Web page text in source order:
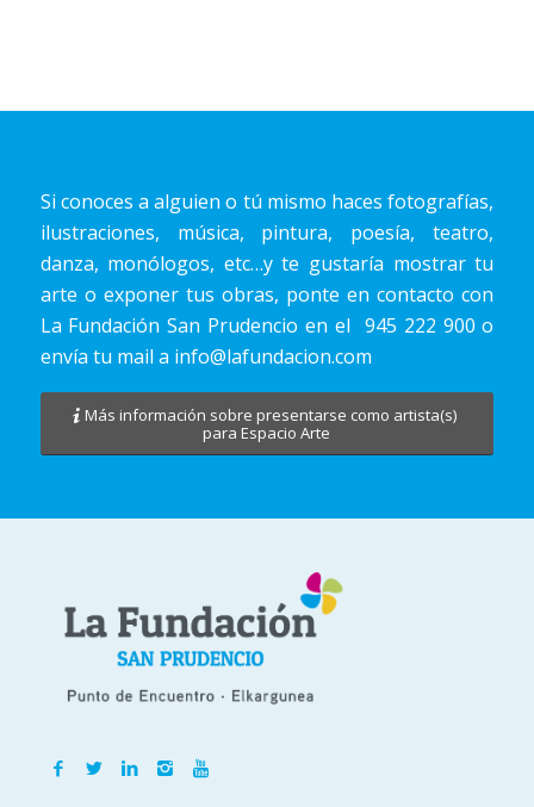
Si conoces a alguien o tú mismo haces fotografías,
ilustraciones, música, pintura, poesía, teatro,
danza, monólogos, etc…y te gustaría mostrar tu
arte o exponer tus obras, ponte en contacto con
La Fundación San Prudencio en el 945 222 900 o
envía tu mail a info@lafundacion.com
Más información sobre presentarse como artista(s)
para Espacio Arte